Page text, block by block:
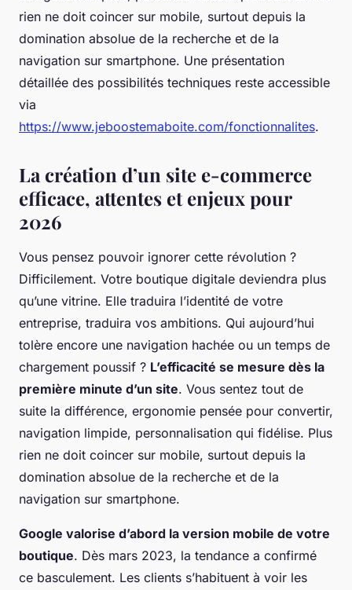
rien ne doit coincer sur mobile, surtout depuis la
domination absolue de la recherche et de la
navigation sur smartphone. Une présentation
détaillée des possibilités techniques reste accessible
via
https://www.jeboostemaboite.com/fonctionnalites.
La création d’un site e-commerce
efficace, attentes et enjeux pour
2026
Vous pensez pouvoir ignorer cette révolution ?
Difficilement. Votre boutique digitale deviendra plus
qu’une vitrine. Elle traduira l’identité de votre
entreprise, traduira vos ambitions. Qui aujourd’hui
tolère encore une navigation hachée ou un temps de
chargement poussif ? L’efficacité se mesure dès la
première minute d’un site. Vous sentez tout de
suite la différence, ergonomie pensée pour convertir,
navigation limpide, personnalisation qui fidélise. Plus
rien ne doit coincer sur mobile, surtout depuis la
domination absolue de la recherche et de la
navigation sur smartphone.
Google valorise d’abord la version mobile de votre
boutique. Dès mars 2023, la tendance a confirmé
ce basculement. Les clients s’habituent à voir les